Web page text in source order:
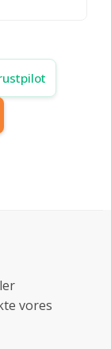
vores